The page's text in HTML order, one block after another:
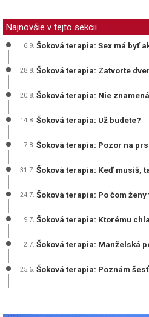
Najnovšie v tejto sekcii
6.9. Šoková terapia: Sex má byť
28.8. Šoková terapia: Zatvorte
20.8. Šoková terapia: Nie
14.8. Šoková terapia: Už budete?
7.8. Šoková terapia: Pozor na
31.7. Šoková terapia: Keď musíš,
24.7. Šoková terapia: Po čom ženy
9.7. Šoková terapia: Ktorému
2.7. Šoková terapia: Manželská
25.6. Šoková terapia: Poznám